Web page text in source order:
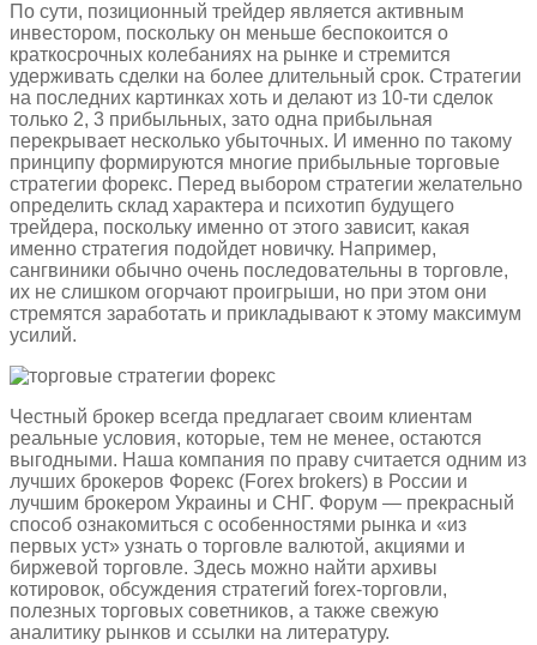
По сути, позиционный трейдер является активным
инвестором, поскольку он меньше беспокоится о
краткосрочных колебаниях на рынке и стремится
удерживать сделки на более длительный срок. Стратегии
на последних картинках хоть и делают из 10-ти сделок
только 2, 3 прибыльных, зато одна прибыльная
перекрывает несколько убыточных. И именно по такому
принципу формируются многие прибыльные торговые
стратегии форекс. Перед выбором стратегии желательно
определить склад характера и психотип будущего
трейдера, поскольку именно от этого зависит, какая
именно стратегия подойдет новичку. Например,
сангвиники обычно очень последовательны в торговле,
их не слишком огорчают проигрыши, но при этом они
стремятся заработать и прикладывают к этому максимум
усилий.
Честный брокер всегда предлагает своим клиентам
реальные условия, которые, тем не менее, остаются
выгодными. Наша компания по праву считается одним из
лучших брокеров Форекс (Forex brokers) в России и
лучшим брокером Украины и СНГ. Форум — прекрасный
способ ознакомиться с особенностями рынка и «из
первых уст» узнать о торговле валютой, акциями и
биржевой торговле. Здесь можно найти архивы
котировок, обсуждения стратегий forex-торговли,
полезных торговых советников, а также свежую
аналитику рынков и ссылки на литературу.